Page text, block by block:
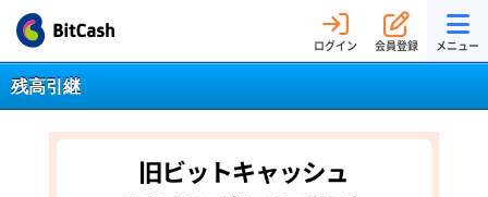
ログイン 会員登録 メニュー
残高引継